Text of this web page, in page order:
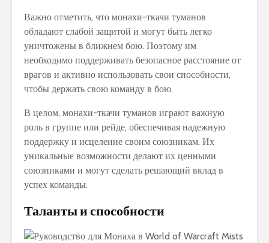
Важно отметить, что монахи-ткачи туманов
обладают слабой защитой и могут быть легко
уничтожены в ближнем бою. Поэтому им
необходимо поддерживать безопасное расстояние от
врагов и активно использовать свои способности,
чтобы держать свою команду в бою.
В целом, монахи-ткачи туманов играют важную
роль в группе или рейде, обеспечивая надежную
поддержку и исцеление своим союзникам. Их
уникальные возможности делают их ценными
союзниками и могут сделать решающий вклад в
успех команды.
Таланты и способности